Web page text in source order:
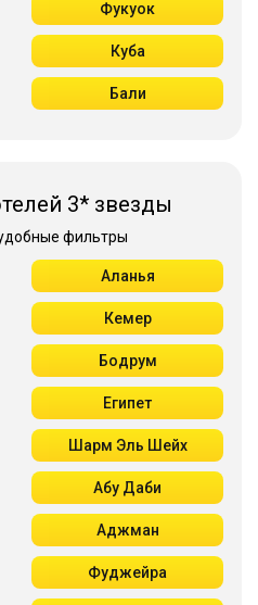
Фукуок
Куба
Бали
3* звезды
фильтры
Аланья
Кемер
Бодрум
Египет
Шарм Эль Шейх
Абу Даби
Аджман
Фуджейра